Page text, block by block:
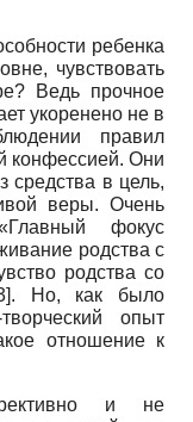
ребенка
чувствовать
Ведь прочное
укоренено не в
правил
конфессией. Они
средства в цель,
веры. Очень
фокус
родства с
родства со
. Но, как было
опыт
отношение к
и не